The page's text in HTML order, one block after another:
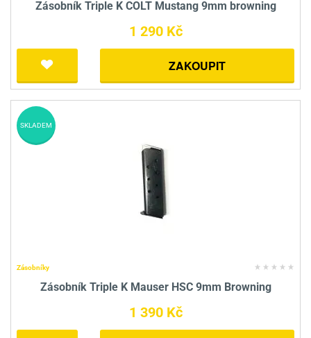
Zásobník Triple K COLT Mustang 9mm browning
1 290 Kč
ZAKOUPIT
Zásobníky
Zásobník Triple K Mauser HSC 9mm Browning
1 390 Kč
SKLADEM